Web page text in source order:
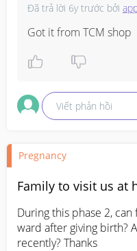
Đã trả lời 6y trước bởi
Got it from TCM shop
Viết phản hồi
Pregnancy
Family to visit us at
During this phase 2,
ward after giving birth?
recently? Thanks